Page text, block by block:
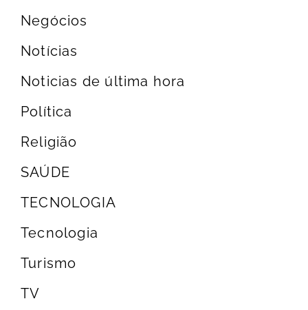
Negócios
Notícias
Noticias de última hora
Política
Religião
SAÚDE
TECNOLOGIA
Tecnologia
Turismo
TV